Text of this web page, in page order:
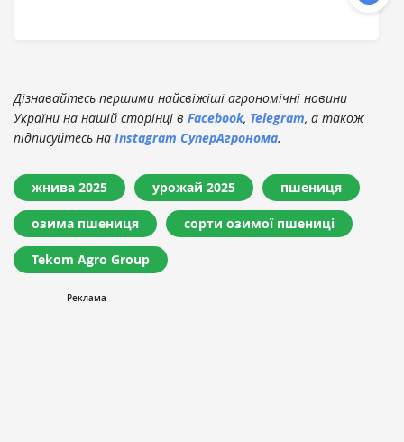
Дізнавайтесь першими найсвіжіші агрономічні новини
України на нашій сторінці в Facebook, Telegram, а також
підписуйтесь на Instagram СуперАгронома.
жнива 2025 урожай 2025 пшениця
озима пшениця сорти озимої пшениці
Tekom Agro Group